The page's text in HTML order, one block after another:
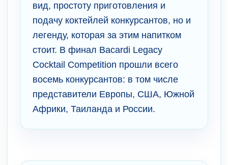
вид, простоту приготовления и
подачу коктейлей конкурсантов, но и
легенду, которая за этим напитком
стоит. В финал Bacardi Legacy
Cocktail Competition прошли всего
восемь конкурсантов: в том числе
представители Европы, США, Южной
Африки, Таиланда и России.